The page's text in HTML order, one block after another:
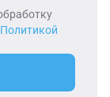
Политикой